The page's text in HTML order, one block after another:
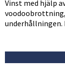
Vinst med hjälp
underhållningen.